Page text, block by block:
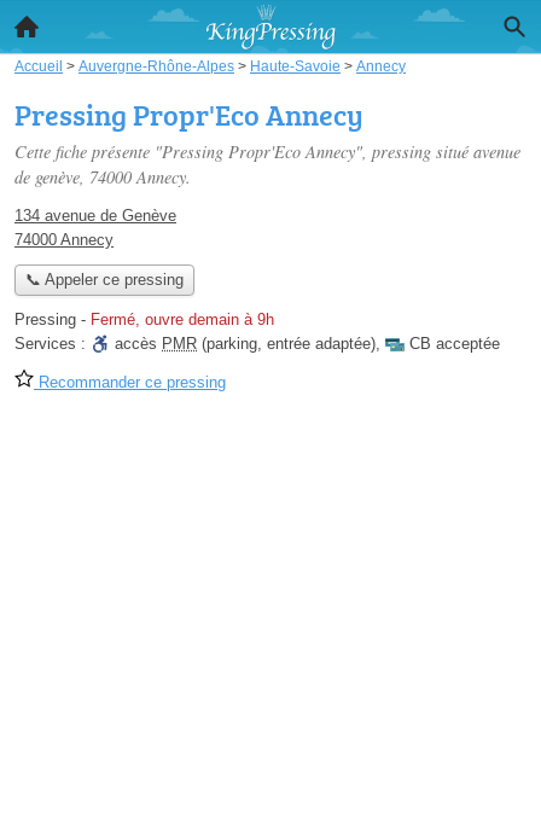
Accueil > Auvergne-Rhône-Alpes > Haute-Savoie > Annecy
Pressing Propr'Eco Annecy
Cette fiche présente "Pressing Propr'Eco Annecy", pressing situé avenue
de genève, 74000 Annecy.
134 avenue de Genève
74000 Annecy
📞 Appeler ce pressing
Pressing - Fermé, ouvre demain à 9h
Services :
accès PMR (parking, entrée adaptée), CB acceptée
Recommander ce pressing